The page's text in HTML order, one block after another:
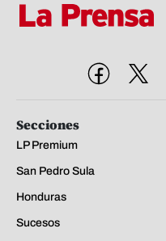
Secciones
LP Premium
San Pedro Sula
Honduras
Sucesos